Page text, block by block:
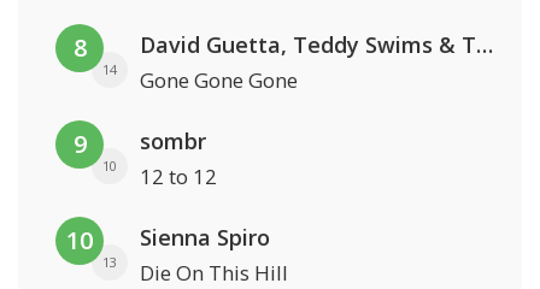
8
14
David Guetta, Teddy Swims & Tones And I
Gone Gone Gone
9
10
sombr
12 to 12
10
13
Sienna Spiro
Die On This Hill